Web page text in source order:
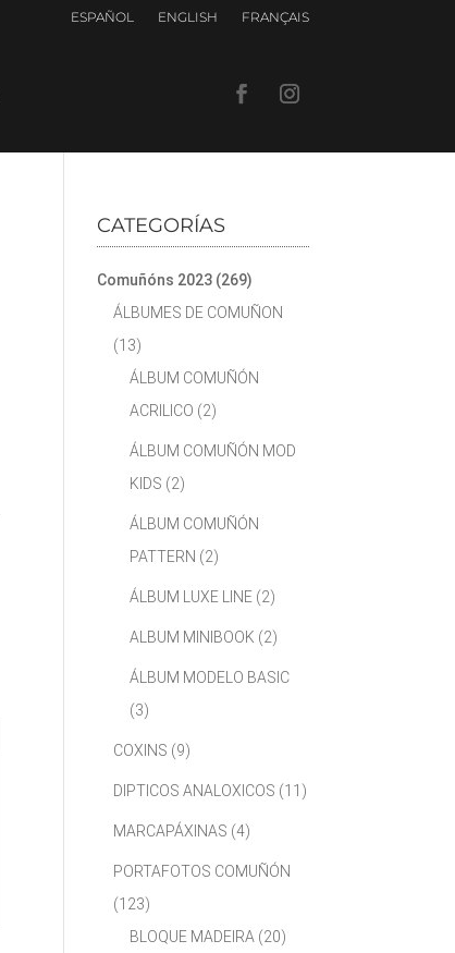
ESPAÑOL ENGLISH FRANÇAIS
CATEGORÍAS
Comuñóns 2023 (269)
ÁLBUMES DE COMUÑON
(13)
ÁLBUM COMUÑÓN
ACRILICO (2)
ÁLBUM COMUÑÓN MOD
KIDS (2)
ÁLBUM COMUÑÓN
PATTERN (2)
ÁLBUM LUXE LINE (2)
ALBUM MINIBOOK (2)
ÁLBUM MODELO BASIC
(3)
COXINS (9)
DIPTICOS ANALOXICOS (11)
MARCAPÁXINAS (4)
PORTAFOTOS COMUÑÓN
(123)
BLOQUE MADEIRA (20)